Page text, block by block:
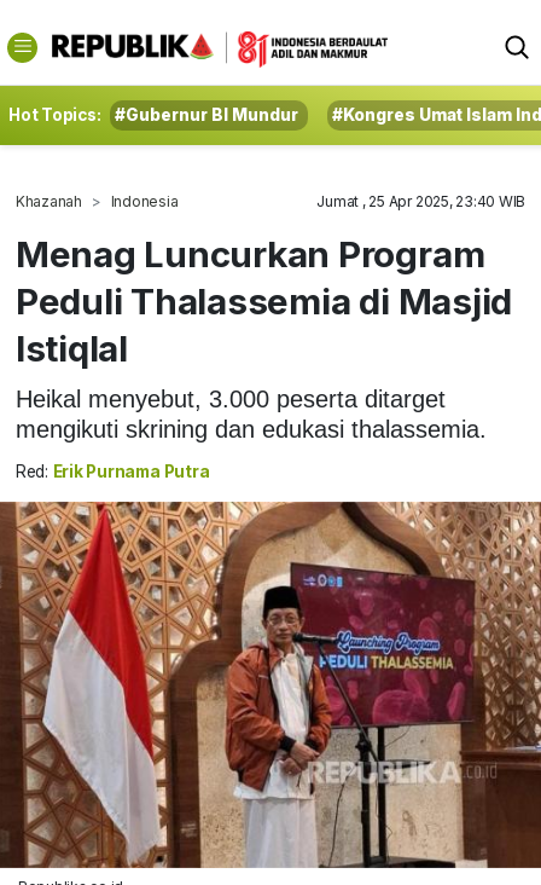
Hot Topics: #Gubernur BI Mundur #Kongres Umat Islam
Khazanah Indonesia Jumat , 25 Apr 2025, 23:40 WIB
Menag Luncurkan Program
Peduli Thalassemia di Masjid
Istiqlal
Heikal menyebut, 3.000 peserta ditarget
mengikuti skrining dan edukasi thalassemia.
Red: Erik Purnama Putra